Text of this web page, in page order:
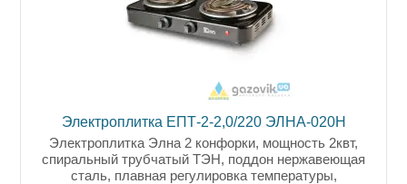
Электроплитка ЕПТ-2-2,0/220 ЭЛНА-020Н
Электроплитка Элна 2 конфорки, мощность 2квт,
спиральный трубчатый ТЭН, поддон нержавеющая
сталь, плавная регулировка температуры,